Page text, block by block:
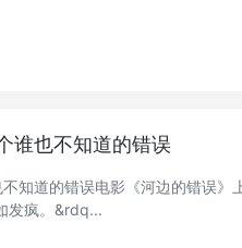
谁也不知道的错误
知道的错误电影《河边的错误
发疯。&rdq...